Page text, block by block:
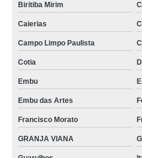
Biritiba Mirim
Caierias
Campo Limpo Paulista
Cotia
Embu
Embu das Artes
Francisco Morato
GRANJA VIANA